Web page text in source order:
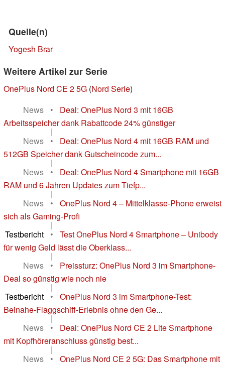
Quelle(n)
Yogesh Brar
Weitere Artikel zur Serie
OnePlus Nord CE 2 5G (Nord Serie)
News
•
Deal: OnePlus Nord 3 mit 16GB
Arbeitsspeicher dank Rabattcode 24% günstiger
|
News
•
Deal: OnePlus Nord 4 mit 16GB RAM und
512GB Speicher dank Gutscheincode zum...
|
News
•
Deal: OnePlus Nord 4 Smartphone mit 16GB
RAM und 6 Jahren Updates zum Tiefp...
|
News
•
OnePlus Nord 4 – Mittelklasse-Phone erweist
sich als Gaming-Profi
|
Testbericht
•
Test OnePlus Nord 4 Smartphone – Unibody
für wenig Geld lässt die Oberklass...
|
News
•
Preissturz: OnePlus Nord 3 im Smartphone-
Deal so günstig wie noch nie
|
Testbericht
•
OnePlus Nord 3 im Smartphone-Test:
Beinahe-Flaggschiff-Erlebnis ohne den Ge...
|
News
•
Deal: OnePlus Nord CE 2 Lite Smartphone
mit Kopfhöreranschluss günstig best...
|
News
•
OnePlus Nord CE 2 5G: Das Smartphone mit